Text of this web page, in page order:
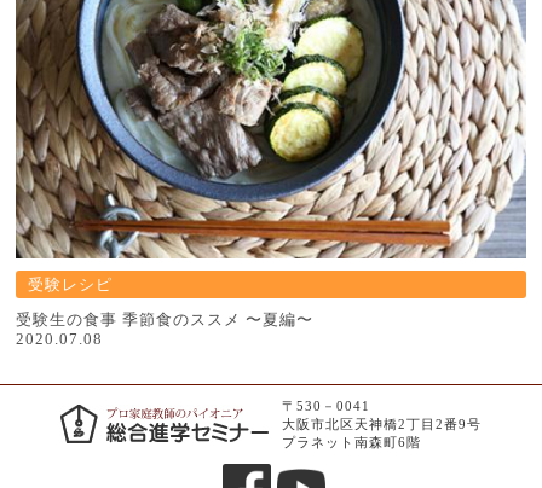
受験レシピ
受験⽣の⾷事 季節⾷のススメ 〜夏編〜
2020.07.08
〒530－0041
大阪市北区天神橋2丁目2番9号
プラネット南森町6階